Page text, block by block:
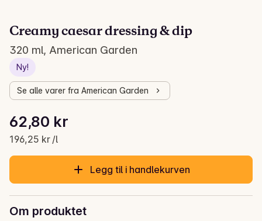
Creamy caesar dressing & dip
320 ml, American Garden
Ny!
Se alle varer fra American Garden
Gjeldende pris er: 62,80 kr
62,80 kr
196,25 kr /l
Stykkpris: 196,25 kr /l
Legg til i handlekurven
Om produktet